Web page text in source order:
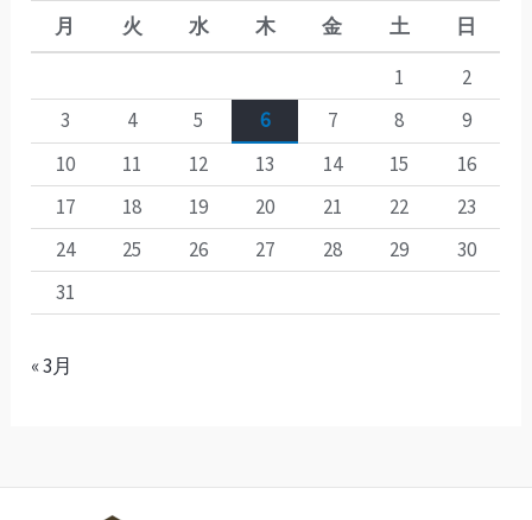
月 火 水 木 金 土
日
1
2
3
4 5 6 7 8
9
10
11 12 13 14 15
16
17
18 19 20 21 22
23
24
25 26 27 28 29
30
31
« 3月